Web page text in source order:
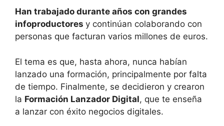
Han trabajado durante años con grandes
infoproductores y continúan colaborando con
personas que facturan varios millones de euros.
El tema es que, hasta ahora, nunca habían
lanzado una formación, principalmente por falta
de tiempo. Finalmente, se decidieron y crearon
la Formación Lanzador Digital, que te enseña
a lanzar con éxito negocios digitales.